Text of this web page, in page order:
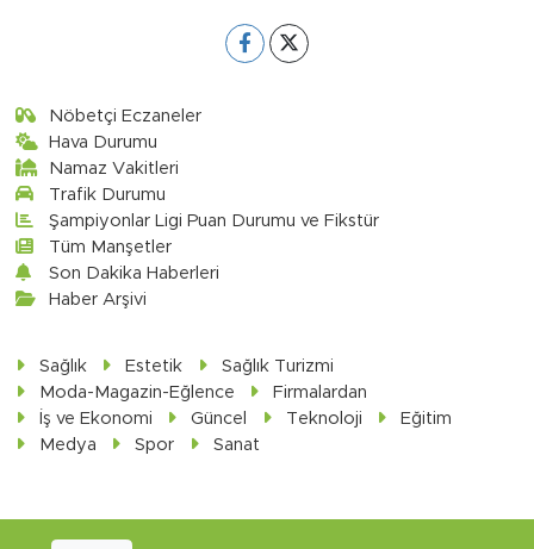
Nöbetçi Eczaneler
Hava Durumu
Namaz Vakitleri
Trafik Durumu
Şampiyonlar Ligi Puan Durumu ve Fikstür
Tüm Manşetler
Son Dakika Haberleri
Haber Arşivi
Sağlık Estetik
Sağlık Turizmi
Moda-Magazin-Eğlence
Firmalardan
İş ve Ekonomi
Güncel Teknoloji
Eğitim
Medya
Spor Sanat